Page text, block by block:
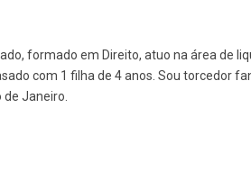
formado em Direito, atuo na área de
com 1 filha de 4 anos. Sou torcedor
de Janeiro.